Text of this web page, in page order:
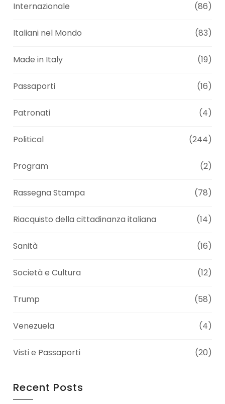
Internazionale (86)
Italiani nel Mondo (83)
Made in Italy (19)
Passaporti (16)
Patronati (4)
Political (244)
Program (2)
Rassegna Stampa (78)
Riacquisto della cittadinanza italiana (14)
Sanità (16)
Società e Cultura (12)
Trump (58)
Venezuela (4)
Visti e Passaporti (20)
Recent Posts